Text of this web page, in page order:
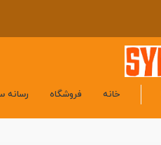
خانه فروشگاه رسانه